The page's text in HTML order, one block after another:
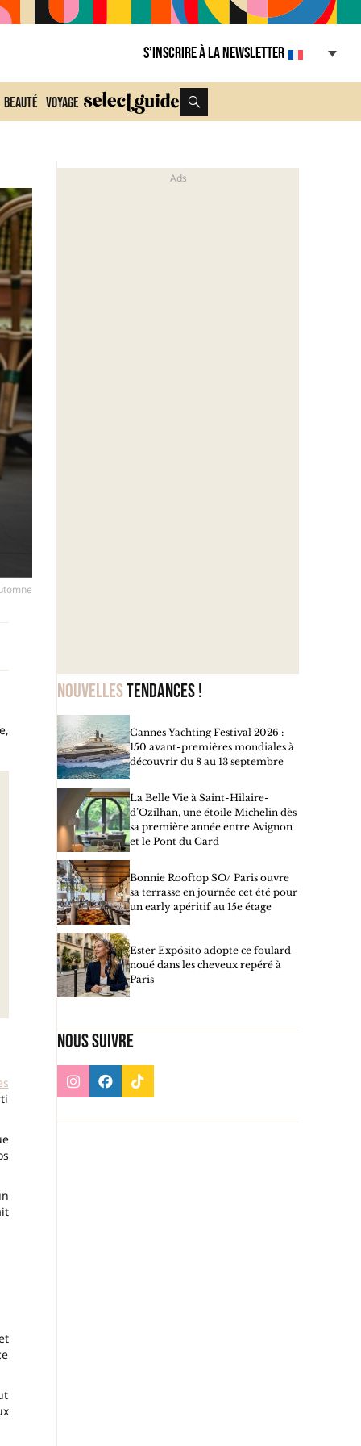
S’inscrire à la Newsletter
Beauté Voyage
Nouvellestendances !
Cannes Yachting Festival 2026 :
150 avant-premières mondiales à
découvrir du 8 au 13 septembre
La Belle Vie à Saint-Hilaire-
d’Ozilhan, une étoile Michelin dès
sa première année entre Avignon
et le Pont du Gard
Bonnie Rooftop SO/ Paris ouvre
sa terrasse en journée cet été pour
un early apéritif au 15e étage
Ester Expósito adopte ce foulard
noué dans les cheveux repéré à
Paris
Nous suivre